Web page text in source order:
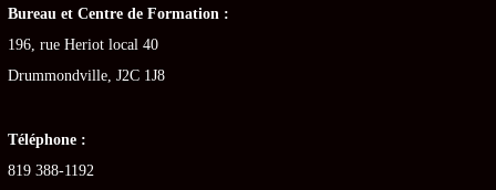
Bureau et Centre de Formation :
196, rue Heriot local 40
Drummondville, J2C 1J8
Téléphone :
819 388-1192